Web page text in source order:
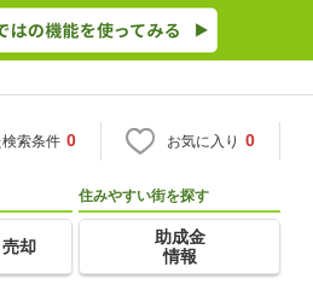
索条件 0 お気に入り 0
売却
住みやすい街を探す
助成金
情報